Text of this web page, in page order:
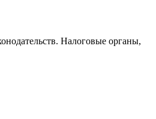
Налоговые органы,